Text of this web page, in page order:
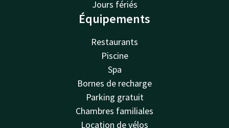
Jours fériés
Équipements
Restaurants
Piscine
Spa
Bornes de recharge
Parking gratuit
Chambres familiales
Location de vélos